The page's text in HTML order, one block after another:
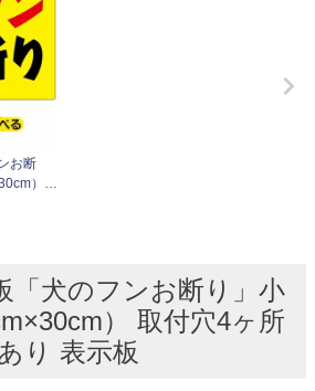
お断
）
「犬のフンお断り」小
） 取付穴4ヶ所
り 表示板